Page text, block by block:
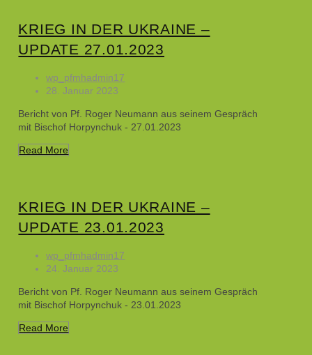
KRIEG IN DER UKRAINE –
UPDATE 27.01.2023
wp_pfmhadmin17
28. Januar 2023
Bericht von Pf. Roger Neumann aus seinem Gespräch
mit Bischof Horpynchuk - 27.01.2023
Read More
KRIEG IN DER UKRAINE –
UPDATE 23.01.2023
wp_pfmhadmin17
24. Januar 2023
Bericht von Pf. Roger Neumann aus seinem Gespräch
mit Bischof Horpynchuk - 23.01.2023
Read More